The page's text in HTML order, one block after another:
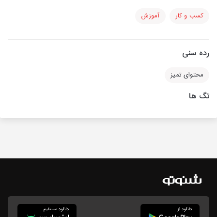
کسب و کار آموزش
رده سنی
محتوای تمیز
تگ ها